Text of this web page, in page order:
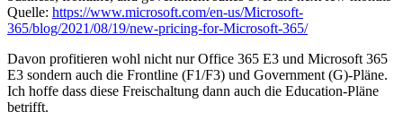
Quelle: https://www.microsoft.com/en-us/Microsoft-
365/blog/2021/08/19/new-pricing-for-Microsoft-365/
Davon profitieren wohl nicht nur Office 365 E3 und Microsoft 365
E3 sondern auch die Frontline (F1/F3) und Government (G)-Pläne.
Ich hoffe dass diese Freischaltung dann auch die Education-Pläne
betrifft.